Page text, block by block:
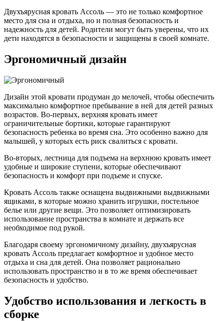
Двухъярусная кровать Ассоль — это не только комфортное
место для сна и отдыха, но и полная безопасность и
надежность для детей. Родители могут быть уверены, что их
дети находятся в безопасности и защищены в своей комнате.
Эргономичный дизайн
Дизайн этой кровати продуман до мелочей, чтобы обеспечить
максимально комфортное пребывание в ней для детей разных
возрастов. Во-первых, верхняя кровать имеет
ограничительные бортики, которые гарантируют
безопасность ребенка во время сна. Это особенно важно для
малышей, у которых есть риск свалиться с кровати.
Во-вторых, лестница для подъема на верхнюю кровать имеет
удобные и широкие ступени, которые обеспечивают
безопасность и комфорт при подъеме и спуске.
Кровать Ассоль также оснащена выдвижными выдвижными
ящиками, в которые можно хранить игрушки, постельное
белье или другие вещи. Это позволяет оптимизировать
использование пространства в комнате и держать все
необходимое под рукой.
Благодаря своему эргономичному дизайну, двухъярусная
кровать Ассоль предлагает комфортное и удобное место
отдыха и сна для детей. Она позволяет рационально
использовать пространство и в то же время обеспечивает
безопасность и удобство.
Удобство использования и легкость в
сборке